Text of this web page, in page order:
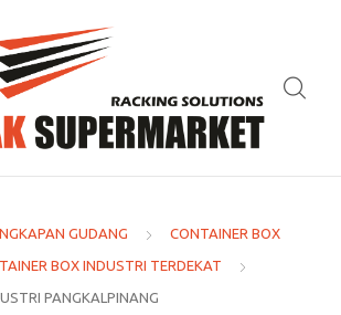
GUDANG CONTAINER BOX
BOX INDUSTRI TERDEKAT
PANGKALPINANG